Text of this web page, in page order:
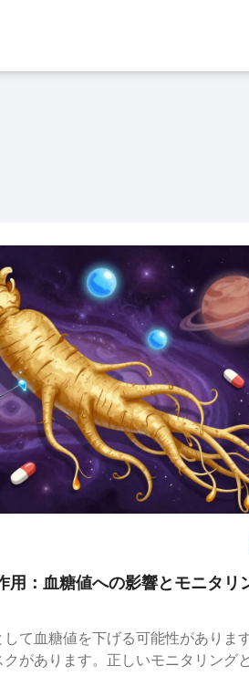
用：血糖値への影響とモニタリ
て血糖値を下げる可能性がありま
があります。正しいモニタリング